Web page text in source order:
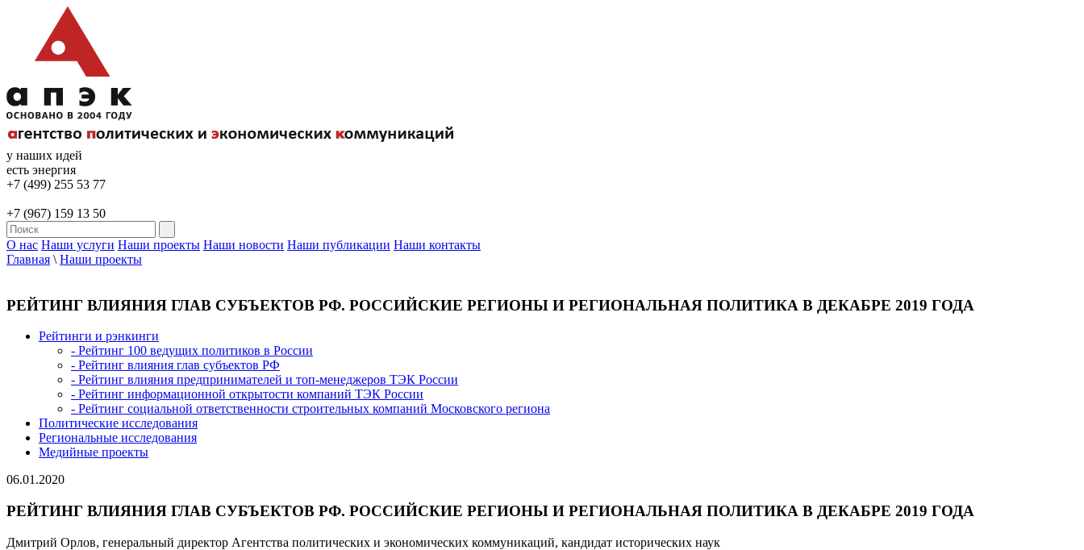
у наших идей
есть энергия
+7 (499) 255 53 77
+7 (967) 159 13 50
О нас Наши услуги Наши проекты Наши новости Наши публикации Наши контакты
Главная \ Наши проекты
РЕЙТИНГ ВЛИЯНИЯ ГЛАВ СУБЪЕКТОВ РФ. РОССИЙСКИЕ РЕГИОНЫ И РЕГИОНАЛЬНАЯ ПОЛИТИКА В ДЕКАБРЕ 2019 ГОДА
Рейтинги и рэнкинги
- Рейтинг 100 ведущих политиков в России
- Рейтинг влияния глав субъектов РФ
- Рейтинг влияния предпринимателей и топ-менеджеров ТЭК России
- Рейтинг информационной открытости компаний ТЭК России
- Рейтинг социальной ответственности строительных компаний Московского региона
Политические исследования
Региональные исследования
Медийные проекты
06.01.2020
РЕЙТИНГ ВЛИЯНИЯ ГЛАВ СУБЪЕКТОВ РФ. РОССИЙСКИЕ РЕГИОНЫ И РЕГИОНАЛЬНАЯ ПОЛИТИКА В ДЕКАБРЕ 2019 ГОДА
Дмитрий Орлов, генеральный директор Агентства политических и экономических коммуникаций, кандидат исторических наук